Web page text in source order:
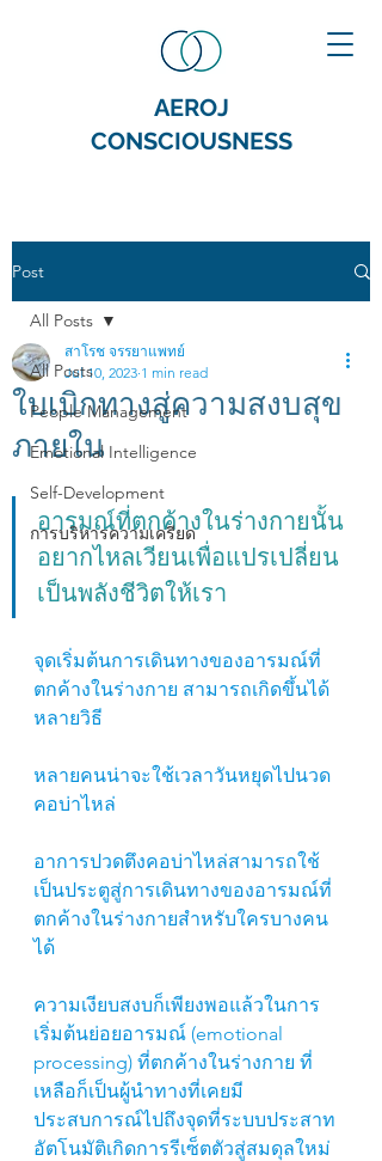
AEROJ
CONSCIOUSNESS
Post
All Posts
People Management
Emotional Intelligence
Self-Development
การบริหารความเครียด
All Posts
ใบเบิกทางสู่ความสงบสุข
ภายใน
สาโรช จรรยาแพทย์
Jul 10, 2023 1 min read
อารมณ์ที่ตกค้างในร่างกายนั้น
อยากไหลเวียนเพื่อแปรเปลี่ยน
เป็นพลังชีวิตให้เรา
จุดเริ่มต้นการเดินทางของอารมณ์ที่
ตกค้างในร่างกาย สามารถเกิดขึ้นได้
หลายวิธี
หลายคนน่าจะใช้เวลาวันหยุดไปนวด
คอบ่าไหล่
อาการปวดตึงคอบ่าไหล่สามารถใช้
เป็นประตูสู่การเดินทางของอารมณ์ที่
ตกค้างในร่างกายสำหรับใครบางคน
ได้
ความเงียบสงบก็เพียงพอแล้วในการ
เริ่มต้นย่อยอารมณ์ (emotional
processing) ที่ตกค้างในร่างกาย ที่
เหลือก็เป็นผู้นำทางที่เคยมี
ประสบการณ์ไปถึงจุดที่ระบบประสาท
อัตโนมัติเกิดการรีเซ็ตตัวสู่สมดุลใหม่